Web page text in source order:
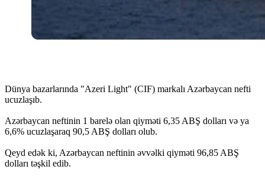
Dünya bazarlarında "Azeri Light" (CIF) markalı Azərbaycan nefti
ucuzlaşıb.
Azərbaycan neftinin 1 barelə olan qiyməti 6,35 ABŞ dolları və ya
6,6% ucuzlaşaraq 90,5 ABŞ dolları olub.
Qeyd edək ki, Azərbaycan neftinin əvvəlki qiyməti 96,85 ABŞ
dolları təşkil edib.